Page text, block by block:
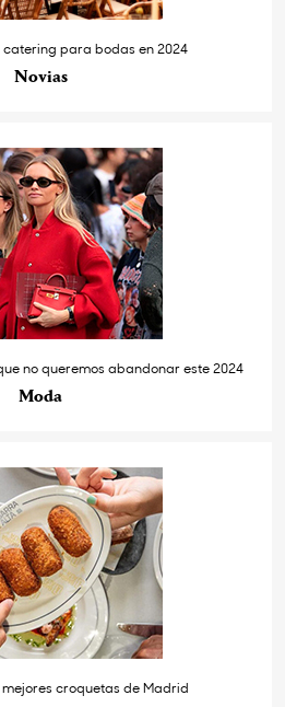
catering para bodas en 2024
Novias
no queremos abandonar este 2024
Moda
croquetas de Madrid